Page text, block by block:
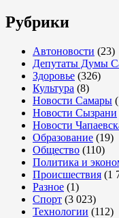
Рубрики
Автоновости (23)
Депутаты Думы
Здоровье (326)
Культура (8)
Новости Самары
Новости Сызрани
Новости
Образование (19)
Общество (110)
Политика и
Происшествия (1
Разное (1)
Спорт (3 023)
Технологии (112)